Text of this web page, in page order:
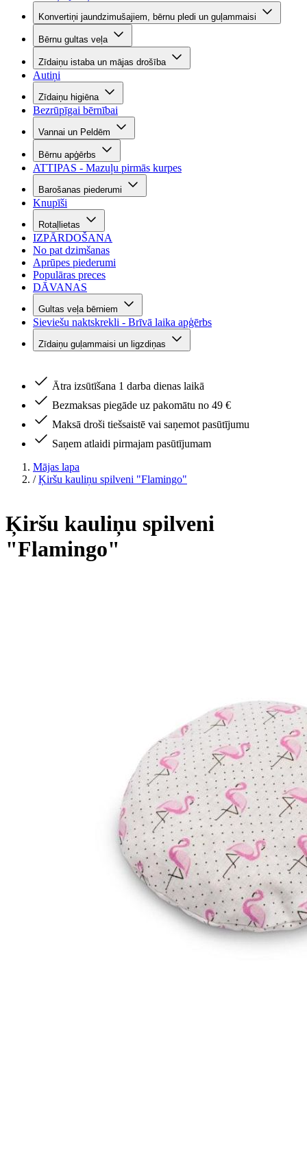
Konvertiņi jaundzimušajiem, bērnu pledi un guļammaisi
Bērnu gultas veļa
Zīdaiņu istaba un mājas drošība
Autiņi
Zīdaiņu higiēna
Bezrūpīgai bērnībai
Vannai un Peldēm
Bērnu apģērbs
ATTIPAS - Mazuļu pirmās kurpes
Barošanas piederumi
Knupīši
Rotaļlietas
IZPĀRDOŠANA
No pat dzimšanas
Aprūpes piederumi
Populāras preces
DĀVANAS
Gultas veļa bērniem
Sieviešu naktskrekli - Brīvā laika apģērbs
Zīdaiņu guļammaisi un ligzdiņas
Ātra izsūtīšana 1 darba dienas laikā
Bezmaksas piegāde uz pakomātu no 49 €
Maksā droši tiešsaistē vai saņemot pasūtījumu
Saņem atlaidi pirmajam pasūtījumam
Mājas lapa
/ Ķiršu kauliņu spilveni "Flamingo"
Ķiršu kauliņu spilveni
"Flamingo"